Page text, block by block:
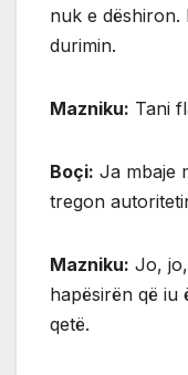
nuk e dëshiron.
durimin.
Mazniku: Tani
Boçi: Ja mbaje
tregon
Mazniku: Jo,
hapësirën që iu
qetë.